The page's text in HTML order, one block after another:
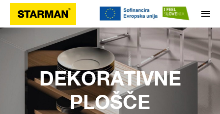
DEKORATIVNE
PLOŠČE